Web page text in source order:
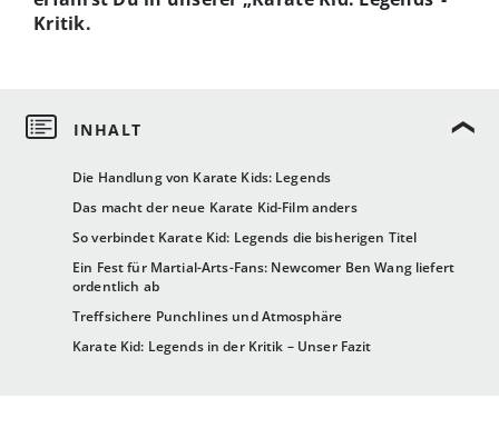
Die Handlung von Karate Kids: Legends
Das macht der neue Karate Kid-Film anders
So verbindet Karate Kid: Legends die bisherigen Titel
Ein Fest für Martial-Arts-Fans: Newcomer Ben Wang liefert
ordentlich ab
Treffsichere Punchlines und Atmosphäre
Karate Kid: Legends in der Kritik – Unser Fazit
Kritik.